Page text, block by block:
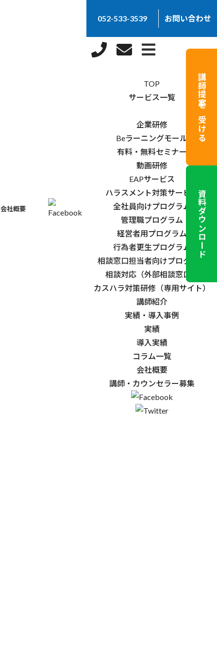
会社概要
052-533-3539 お問い合わせ
TOP
サービス一覧
企業研修
Beラーニングモール
有料・無料セミナー
動画研修
EAPサービス
ハラスメント対策サービス
全社員向けプログラム
管理職プログラム
経営者用プログラム
行為者更生プログラム
相談窓口担当者向けプログラム
相談対応（外部相談窓口）
カスハラ対策研修（専用サイト）
講師紹介
実績・導入事例
実績
導入実績
コラム一覧
会社概要
講師・カウンセラー募集
講師提案を受ける
資料ダウンロード